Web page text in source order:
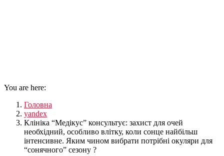
You are here:
Головна
yandex
Клініка “Медікус” консультує: захист для очей
необхідний, особливо влітку, коли сонце найбільш
інтенсивне. Яким чином вибрати потрібні окуляри для
“сонячного” сезону ?